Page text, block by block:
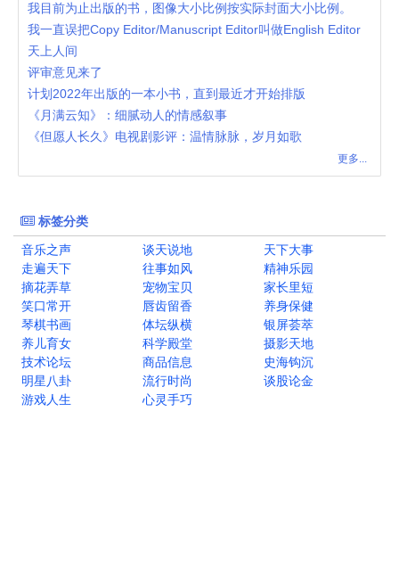
我目前为止出版的书，图像大小比例按实际封面大小比例。
我一直误把Copy Editor/Manuscript Editor叫做English Editor
天上人间
评审意见来了
计划2022年出版的一本小书，直到最近才开始排版
《月满云知》：细腻动人的情感叙事
《但愿人长久》电视剧影评：温情脉脉，岁月如歌
更多...
标签分类
音乐之声
谈天说地
天下大事
走遍天下
往事如风
精神乐园
摘花弄草
宠物宝贝
家长里短
笑口常开
唇齿留香
养身保健
琴棋书画
体坛纵横
银屏荟萃
养儿育女
科学殿堂
摄影天地
技术论坛
商品信息
史海钩沉
明星八卦
流行时尚
谈股论金
游戏人生
心灵手巧